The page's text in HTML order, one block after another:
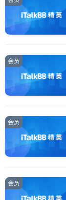
会员
会员
会员